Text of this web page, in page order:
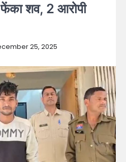
शव, 2 आरोपी
25, 2025